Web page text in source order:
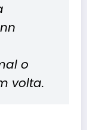
o
volta.